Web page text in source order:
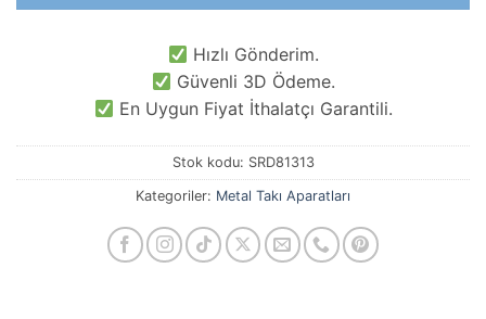
Hızlı Gönderim.
Güvenli 3D Ödeme.
En Uygun Fiyat İthalatçı Garantili.
Stok kodu: SRD81313
Kategoriler: Metal Takı Aparatları